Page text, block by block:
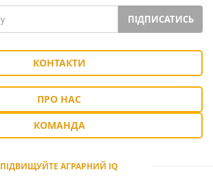
ПІДПИСАТИСЬ
КОНТАКТИ
ПРО НАС
КОМАНДА
ПІДВИЩУЙТЕ АГРАРНИЙ IQ